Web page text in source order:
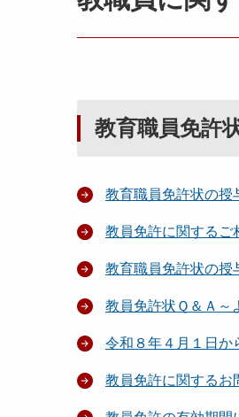
教育職員免許
教育職員免許状の授
教員免許に関するご
教育職員免許状の授
教員免許状Ｑ＆Ａ～
令和８年４月１日か
教員免許に関するお